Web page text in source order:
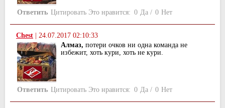
Ответить Цитировать Это нравится: 0 Да / 0 Нет
Chest
24.07.2017 02:10:33
Алмаз, потери очков ни одна команда не
избежит, хоть кури, хоть не кури.
Ответить Цитировать Это нравится: 0 Да / 0 Нет